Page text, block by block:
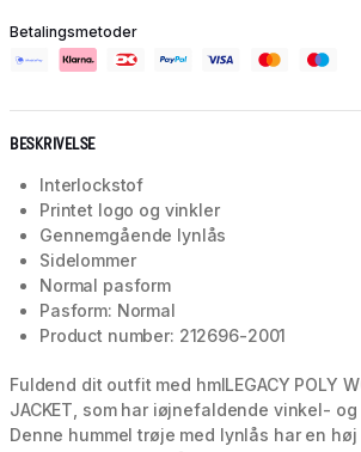
Betalingsmetoder
BESKRIVELSE
Interlockstof
Printet logo og vinkler
Gennemgående lynlås
Sidelommer
Normal pasform
Pasform: Normal
Product number: 212696-2001
Fuldend dit outfit med hmlLEGACY POLY
JACKET, som har iøjnefaldende vinkel-
Denne hummel trøje med lynlås har en